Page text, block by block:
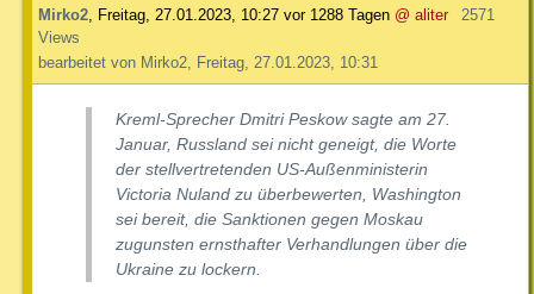
Mirko2, Freitag, 27.01.2023, 10:27 vor 1288 Tagen @ aliter
2571
Views
bearbeitet von Mirko2, Freitag, 27.01.2023, 10:31
Kreml-Sprecher Dmitri Peskow sagte am 27.
Januar, Russland sei nicht geneigt, die Worte
der stellvertretenden US-Außenministerin
Victoria Nuland zu überbewerten, Washington
sei bereit, die Sanktionen gegen Moskau
zugunsten ernsthafter Verhandlungen über die
Ukraine zu lockern.